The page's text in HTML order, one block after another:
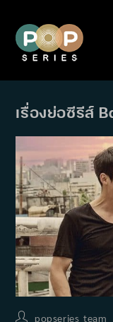
content
เรื่องย่อซีรีส์
Postpopseries_team